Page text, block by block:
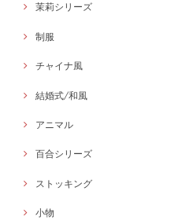
茉莉シリーズ
制服
チャイナ風
結婚式/和風
アニマル
百合シリーズ
ストッキング
小物